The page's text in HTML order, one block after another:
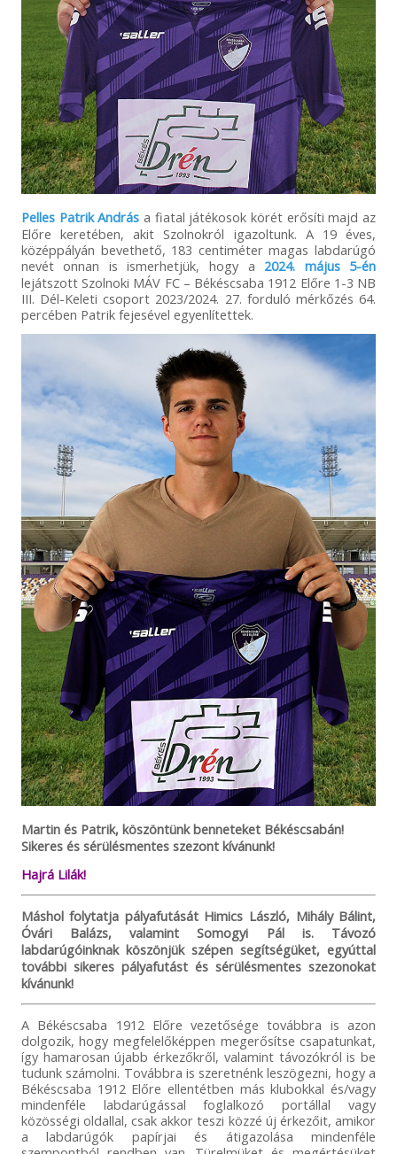
Pelles Patrik András a fiatal játékosok körét erősíti majd az
Előre keretében, akit Szolnokról igazoltunk. A 19 éves,
középpályán bevethető, 183 centiméter magas labdarúgó
nevét onnan is ismerhetjük, hogy a 2024. május 5-én
lejátszott Szolnoki MÁV FC – Békéscsaba 1912 Előre 1-3 NB
III. Dél-Keleti csoport 2023/2024. 27. forduló mérkőzés 64.
percében Patrik fejesével egyenlítettek.
Martin és Patrik, köszöntünk benneteket Békéscsabán!
Sikeres és sérülésmentes szezont kívánunk!
Hajrá Lilák!
Máshol folytatja pályafutását Himics László, Mihály Bálint,
Óvári Balázs, valamint Somogyi Pál is. Távozó
labdarúgóinknak köszönjük szépen segítségüket, egyúttal
további sikeres pályafutást és sérülésmentes szezonokat
kívánunk!
A Békéscsaba 1912 Előre vezetősége továbbra is azon
dolgozik, hogy megfelelőképpen megerősítse csapatunkat,
így hamarosan újabb érkezőkről, valamint távozókról is be
tudunk számolni. Továbbra is szeretnénk leszögezni, hogy a
Békéscsaba 1912 Előre ellentétben más klubokkal és/vagy
mindenféle labdarúgással foglalkozó portállal vagy
közösségi oldallal, csak akkor teszi közzé új érkezőit, amikor
a labdarúgók papírjai és átigazolása mindenféle